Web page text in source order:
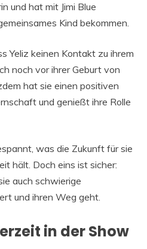
und hat mit Jimi Blue
Kind bekommen.
Yeliz keinen Kontakt zu ihrem
noch vor ihrer Geburt von
hat sie einen positiven
und genießt ihre Rolle
was die Zukunft für sie
hält. Doch eins ist sicher:
auch schwierige
und ihren Weg geht.
in der Show